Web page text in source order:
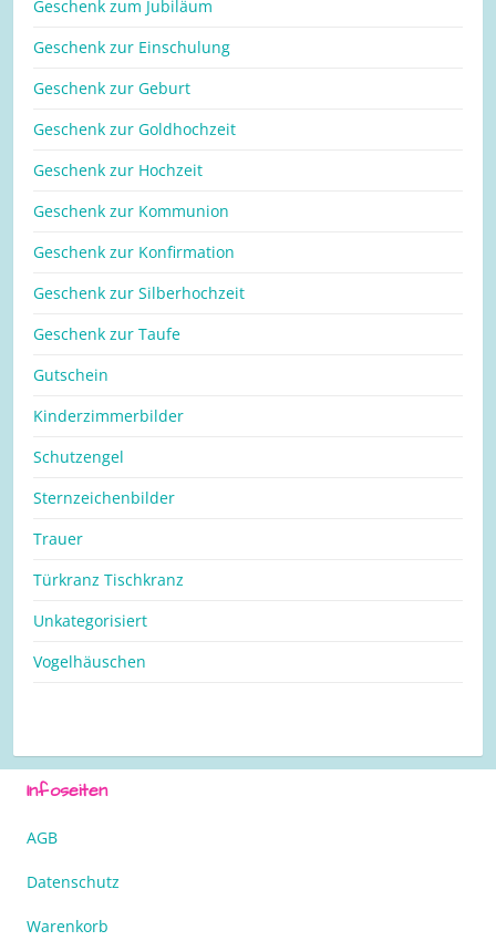
Geschenk zum Jubiläum
Geschenk zur Einschulung
Geschenk zur Geburt
Geschenk zur Goldhochzeit
Geschenk zur Hochzeit
Geschenk zur Kommunion
Geschenk zur Konfirmation
Geschenk zur Silberhochzeit
Geschenk zur Taufe
Gutschein
Kinderzimmerbilder
Schutzengel
Sternzeichenbilder
Trauer
Türkranz Tischkranz
Unkategorisiert
Vogelhäuschen
Infoseiten
AGB
Datenschutz
Warenkorb